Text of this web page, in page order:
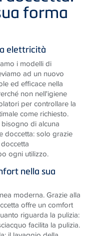
forma
elettricità
i modelli di
ad un nuovo
ed efficace nella
non nell'igiene
per controllare la
come richiesto.
di alcuna
doccetta: solo grazie
ogni utilizzo.
nella sua
moderna. Grazie alla
offre un comfort
riguarda la pulizia:
facilita la pulizia.